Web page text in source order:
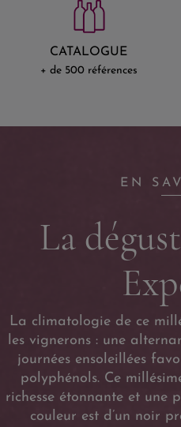
CATALOGUE
+ de 500 références
EN
La
La climatologie de ce
les vignerons : une
journées ensoleillées
polyphénols. Ce
richesse étonnante et une
couleur est d’un noir